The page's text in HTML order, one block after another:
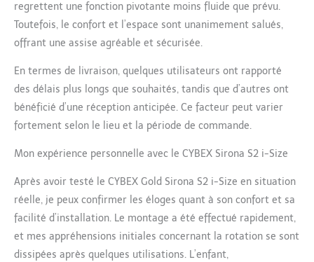
regrettent une fonction pivotante moins fluide que prévu.
Toutefois, le confort et l’espace sont unanimement salués,
offrant une assise agréable et sécurisée.
En termes de livraison, quelques utilisateurs ont rapporté
des délais plus longs que souhaités, tandis que d’autres ont
bénéficié d’une réception anticipée. Ce facteur peut varier
fortement selon le lieu et la période de commande.
Mon expérience personnelle avec le CYBEX Sirona S2 i-Size
Après avoir testé le CYBEX Gold Sirona S2 i-Size en situation
réelle, je peux confirmer les éloges quant à son confort et sa
facilité d’installation. Le montage a été effectué rapidement,
et mes appréhensions initiales concernant la rotation se sont
dissipées après quelques utilisations. L’enfant,